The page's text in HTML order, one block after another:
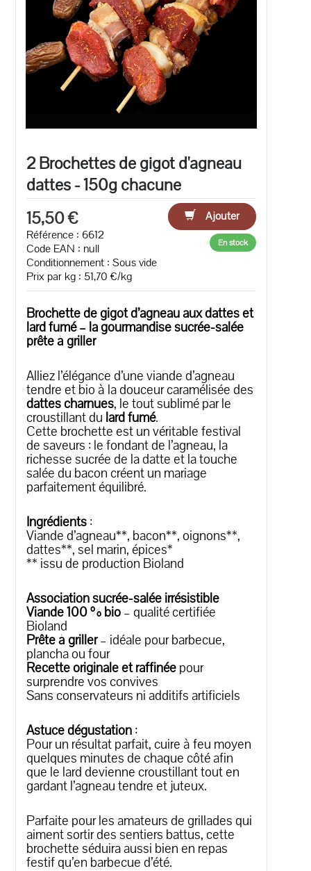
2 Brochettes de gigot d'agneau
dattes - 150g chacune
15,50 €
Ajouter
Référence : 6612
Code EAN : null
Conditionnement : Sous vide
Prix par kg : 51,70 €/kg
En stock
Brochette de gigot d’agneau aux dattes et
lard fumé – la gourmandise sucrée-salée
prête à griller
Alliez l’élégance d’une viande d’agneau
tendre et bio à la douceur caramélisée des
dattes charnues, le tout sublimé par le
croustillant du lard fumé.
Cette brochette est un véritable festival
de saveurs : le fondant de l’agneau, la
richesse sucrée de la datte et la touche
salée du bacon créent un mariage
parfaitement équilibré.
Ingrédients :
Viande d’agneau**, bacon**, oignons**,
dattes**, sel marin, épices*
** issu de production Bioland
Association sucrée-salée irrésistible
Viande 100 % bio – qualité certifiée
Bioland
Prête à griller– idéale pour barbecue,
plancha ou four
Recette originale et raffinée pour
surprendre vos convives
Sans conservateurs ni additifs artificiels
Astuce dégustation :
Pour un résultat parfait, cuire à feu moyen
quelques minutes de chaque côté afin
que le lard devienne croustillant tout en
gardant l’agneau tendre et juteux.
Parfaite pour les amateurs de grillades qui
aiment sortir des sentiers battus, cette
brochette séduira aussi bien en repas
festif qu’en barbecue d’été.